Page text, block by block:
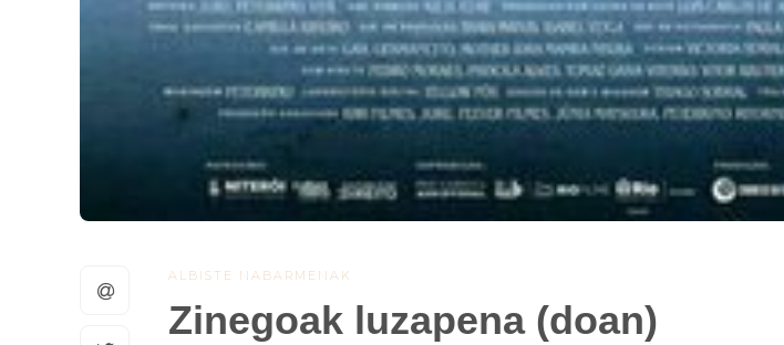
ALBISTE NABARMENAK
Zinegoak luzapena (doan)